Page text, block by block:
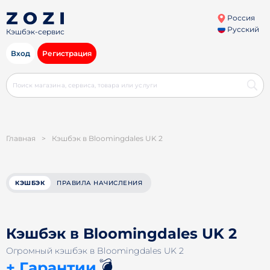
Кэшбэк-сервис
Россия
Русский
Вход Регистрация
Главная > Кэшбэк в Bloomingdales UK 2
КЭШБЭК ПРАВИЛА НАЧИСЛЕНИЯ
Кэшбэк в Bloomingdales UK 2
Огромный кэшбэк в Bloomingdales UK 2
💣